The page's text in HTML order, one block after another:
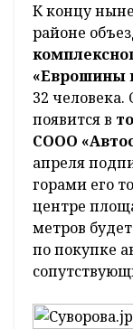
К концу
районе
«Еврошины
32
появится в
СООО
апреля
горами его
центре
метров
по покупке